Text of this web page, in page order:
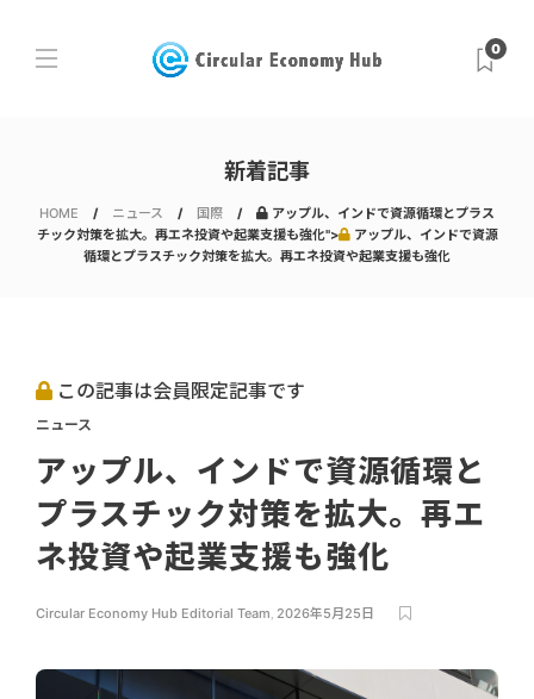
0
新着記事
HOME ニュース 国際
アップル、インドで資源循環とプラス
チック対策を拡大。再エネ投資や起業支援も強化">
アップル、インドで資源
循環とプラスチック対策を拡大。再エネ投資や起業支援も強化
この記事は会員限定記事です
ニュース
アップル、インドで資源循環と
プラスチック対策を拡大。再エ
ネ投資や起業支援も強化
Circular Economy Hub Editorial Team, 2026年5月25日